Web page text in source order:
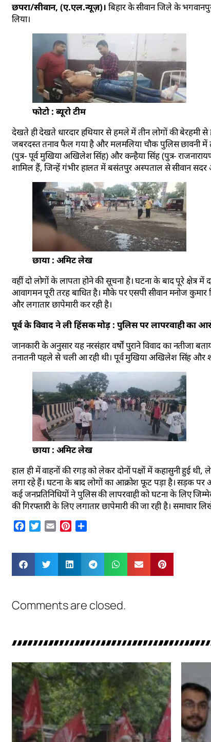
छपरा/सीवान, (ए.एल.न्यूज़)। बिहार के सीवान जिले के
लिया।
फोटो : ब्यूरो टीम
देखते ही देखते धारदार हथियार से हमले में तीन लोगों की बेरहमी
जबरदस्त तनाव फैल गया है और मलमलिया चौक पुलिस छावनी में
(पुत्र- पूर्व मुखिया अखिलेश सिंह) और कन्हैया सिंह (पुत्र-
शामिल हैं, जिन्हें गंभीर हालत में बसंतपुर अस्पताल से सीवान सदर
छाया : अमिट लेख
वहीं दो लोगों के लापता होने की सूचना है। घटना के बाद पूरे
आवागमन पूरी तरह बाधित है। मौके पर एसपी सीवान मनोज
और लगातार छापेमारी कर रही है।
पूर्व के विवाद ने ली हिंसक मोड़ : पुलिस पर लापरवाही का
जानकारी के अनुसार यह नरसंहार वर्षों पुराने विवाद का नतीजा
तनातनी पहले से चली आ रही थी। पूर्व मुखिया अखिलेश सिंह
छाया : अमिट लेख
हाल ही में वाहनों की रगड़ को लेकर दोनों पक्षों में कहासुनी हुई
लगा रहे हैं। घटना के बाद लोगों का आक्रोश फूट पड़ा है। सड़क पर
कई जनप्रतिनिधियों ने पुलिस की लापरवाही को घटना के लिए
की गिरफ्तारी के लिए लगातार छापेमारी की जा रही है।
Facebook
Twitter
Email Pinterest
Comments are closed.